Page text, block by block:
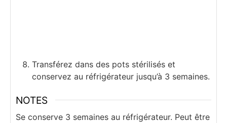
Transférez dans des pots stérilisés et
conservez au réfrigérateur jusqu’à 3 semaines.
NOTES
Se conserve 3 semaines au réfrigérateur. Peut être